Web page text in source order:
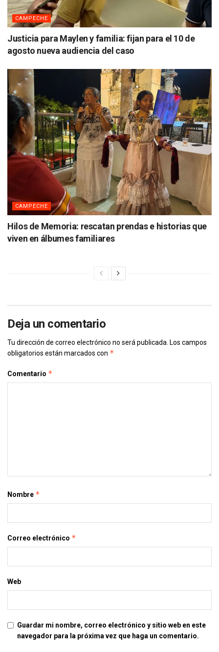
CAMPECHE
Justicia para Maylen y familia: fijan para el 10 de
agosto nueva audiencia del caso
CAMPECHE
Hilos de Memoria: rescatan prendas e historias que
viven en álbumes familiares
Deja un comentario
Tu dirección de correo electrónico no será publicada. Los campos
obligatorios están marcados con *
Comentario *
Nombre *
Correo electrónico *
Web
Guardar mi nombre, correo electrónico y sitio web en este
navegador para la próxima vez que haga un comentario.